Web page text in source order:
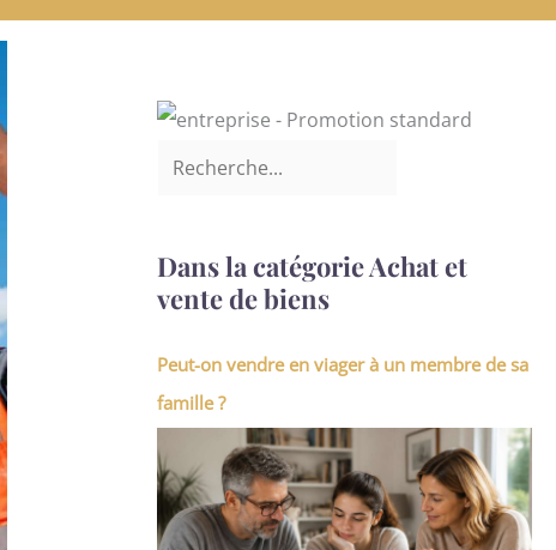
Dans la catégorie Achat et
vente de biens
Peut-on vendre en viager à un membre de sa
famille ?